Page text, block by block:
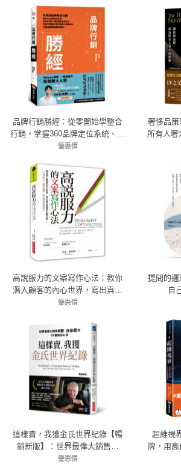
品牌行銷勝經：從零開始學整合
行銷，掌握360品牌定位系統、消
費者洞察、顧客體驗旅程設計、
訊息，打造品牌價值影響力
優惠價
奢侈品
所有人奢
高說服力的文案寫作心法：教你
潛入顧客的內心世界，寫出真正
能賣的必勝文案！（社群貼文、
優惠價
提問的
自
這樣賣，我獲金氏世界紀錄【暢
銷新版】：世界最偉大銷售員
喬．吉拉德的13個成功心法
優惠價
超維視
牌，用